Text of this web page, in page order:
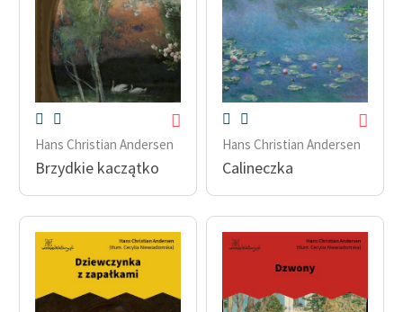
Hans Christian Andersen
Brzydkie kaczątko
Hans Christian Andersen
Calineczka